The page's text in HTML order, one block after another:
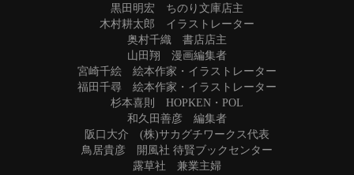
黒田明宏 ちのり文庫店主
木村耕太郎 イラストレーター
奥村千織 書店店主
山田翔 漫画編集者
宮崎千絵 絵本作家・イラストレーター
福田千尋 絵本作家・イラストレーター
杉本喜則 HOPKEN・POL
和久田善彦 編集者
阪口大介 (株)サカグチワークス代表
鳥居貴彦 開風社 待賢ブックセンター
露草社 兼業主婦